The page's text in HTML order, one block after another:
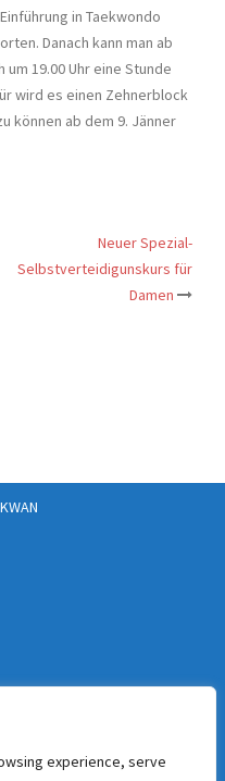
experience, serve
in Taekwondo
Danach kann man ab
19.00 Uhr eine Stunde
wird es einen Zehnerblock
können ab dem 9. Jänner
Neuer Spezial-
Selbstverteidigunskurs für
Damen